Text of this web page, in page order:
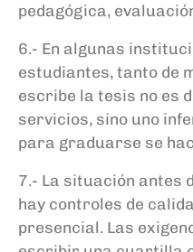
pedagógica,
6.- En algunas
estudiantes, tanto de
escribe la tesis no es
servicios, sino uno
para graduarse se
7.- La situación antes
hay controles de
presencial. Las